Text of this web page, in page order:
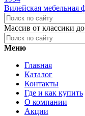
Вилейская мебельная
Массив от классики
Меню
Главная
Каталог
Контакты
Где и как купить
О компании
Акции